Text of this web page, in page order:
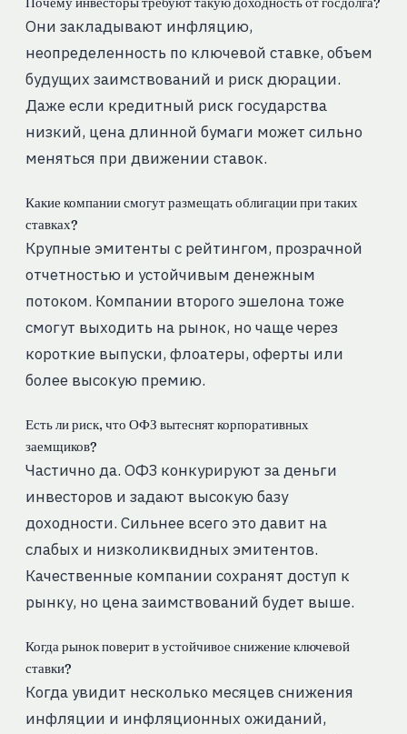
Они закладывают инфляцию,
неопределенность по ключевой ставке, объем
будущих заимствований и риск дюрации.
Даже если кредитный риск государства
низкий, цена длинной бумаги может сильно
меняться при движении ставок.
Какие компании смогут размещать облигации при таких
ставках?
Крупные эмитенты с рейтингом, прозрачной
отчетностью и устойчивым денежным
потоком. Компании второго эшелона тоже
смогут выходить на рынок, но чаще через
короткие выпуски, флоатеры, оферты или
более высокую премию.
Есть ли риск, что ОФЗ вытеснят корпоративных
заемщиков?
Частично да. ОФЗ конкурируют за деньги
инвесторов и задают высокую базу
доходности. Сильнее всего это давит на
слабых и низколиквидных эмитентов.
Качественные компании сохранят доступ к
рынку, но цена заимствований будет выше.
Когда рынок поверит в устойчивое снижение ключевой
ставки?
Когда увидит несколько месяцев снижения
инфляции и инфляционных ожиданий,